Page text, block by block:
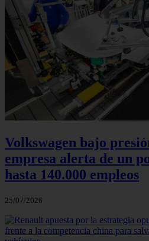
Volkswagen bajo
empresa alerta de un
hasta 140.000 empleos
25/07/2026